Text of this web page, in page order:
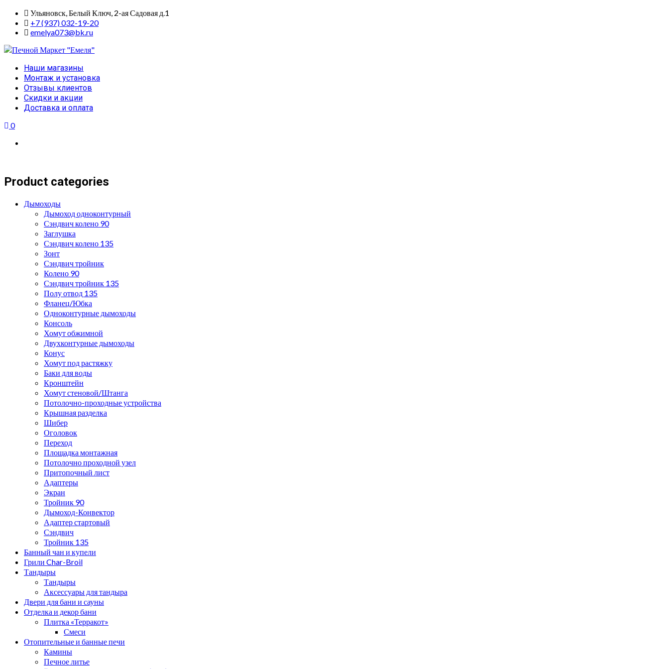
Skip
content
Ульяновск, Белый Ключ, 2-ая Садовая д.1
+7 (937) 032-19-20
emelya073@bk.ru
Primary
Menu
Наши магазины
Монтаж и установка
Отзывы клиентов
Скидки и акции
Доставка и оплата
0
Product categories
Дымоходы
Дымоход одноконтурный
Сэндвич колено 90
Заглушка
Сэндвич колено 135
Зонт
Сэндвич тройник
Колено 90
Сэндвич тройник 135
Полу отвод 135
Фланец/Юбка
Одноконтурные дымоходы
Консоль
Хомут обжимной
Двухконтурные дымоходы
Конус
Хомут под растяжку
Баки для воды
Кронштейн
Хомут стеновой/Штанга
Потолочно-проходные устройства
Крышная разделка
Шибер
Оголовок
Переход
Площадка монтажная
Потолочно проходной узел
Притопочный лист
Адаптеры
Экран
Тройник 90
Дымоход-Конвектор
Адаптер стартовый
Сэндвич
Тройник 135
Банный чан и купели
Грили Char-Broil
Тандыры
Тандыры
Аксессуары для тандыра
Двери для бани и сауны
Отделка и декор бани
Плитка «Терракот»
Смеси
Отопительные и банные печи
Камины
Печное литье